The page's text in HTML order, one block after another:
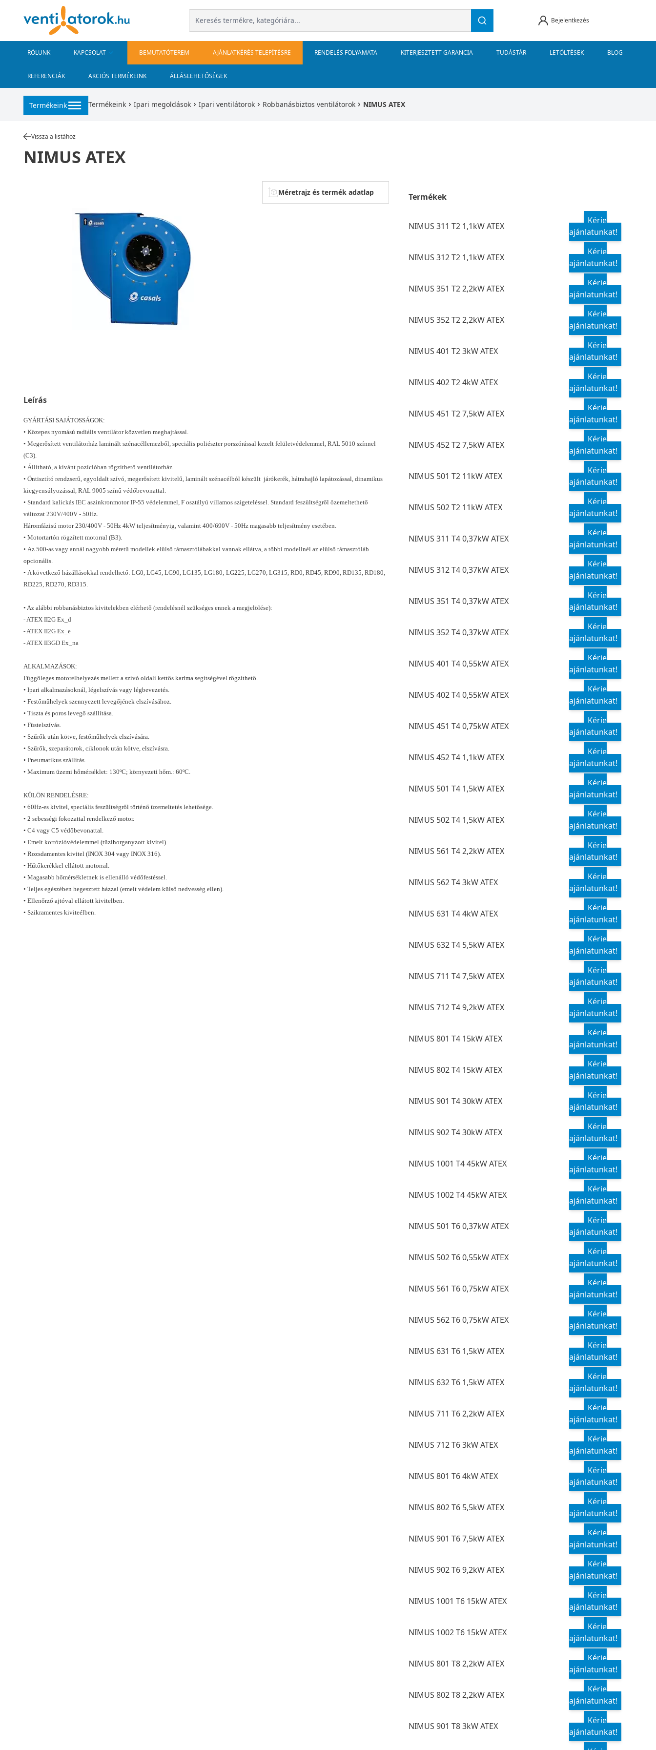
Bejelentkezés
RÓLUNK KAPCSOLAT BEMUTATÓTEREM AJÁNLATKÉRÉS TELEPÍTÉSRE RENDELÉS FOLYAMATA KITERJESZTETT GARANCIA TUDÁSTÁR LETÖLTÉSEK BLOG
REFERENCIÁK AKCIÓS TERMÉKEINK ÁLLÁSLEHETŐSÉGEK
Termékeink Termékeink Ipari megoldások Ipari ventilátorok Robbanásbiztos ventilátorok NIMUS ATEX
Vissza a listához
NIMUS ATEX
Méretrajz és termék adatlap
Leírás
GYÁRTÁSI SAJÁTOSSÁGOK:
• Közepes nyomású radiális ventilátor közvetlen meghajtással.
• Megerősített ventilátorház laminált szénacéllemezből, speciális poliészter porszórással kezelt felületvédelemmel, RAL 5010 színnel
(C3).
• Állítható, a kívánt pozícióban rögzíthető ventilátorház.
• Öntisztító rendzserű, egyoldalt szívó, megerősített kivitelű, laminált szénacélból készült járókerék, hátrahajló lapátozással, dinamikus
kiegyensúlyozással, RAL 9005 színű védőbevonattal.
• Standard kalickás IEC aszinkronmotor IP-55 védelemmel, F osztályú villamos szigeteléssel. Standard feszültségről özemeltethető
változat 230V/400V - 50Hz.
Háromfázisú motor 230/400V - 50Hz 4kW teljesítményig, valamint 400/690V - 50Hz magasabb teljesítmény esetében.
• Motortartón rögzített motorral (B3).
• Az 500-as vagy annál nagyobb méretű modellek elülső támasztólábakkal vannak ellátva, a többi modellnél az elülső támasztóláb
opcionális.
• A következő házállásokkal rendelhető: LG0, LG45, LG90, LG135, LG180; LG225, LG270, LG315, RD0, RD45, RD90, RD135, RD180;
RD225, RD270, RD315.
• Az alábbi robbanásbiztos kivitelekben elérhető (rendelésnél szükséges ennek a megjelölése):
- ATEX II2G Ex_d
- ATEX II2G Ex_e
- ATEX II3GD Ex_na
ALKALMAZÁSOK:
Függőleges motorelhelyezés mellett a szívó oldali kettős karima segítségével rögzíthető.
• Ipari alkalmazásoknál, légelszívás vagy légbevezetés.
• Festőműhelyek szennyezett levegőjének elszívásához.
• Tiszta és poros levegő szállítása.
• Füstelszívás.
• Szűrők után kötve, festőműhelyek elszívására.
• Szűrők, szeparátorok, ciklonok után kötve, elszívásra.
• Pneumatikus szállítás.
• Maximum üzemi hőmérséklet: 130ºC; környezeti hőm.: 60ºC.
KÜLÖN RENDELÉSRE:
• 60Hz-es kivitel, speciális feszültségről történő üzemeltetés lehetősége.
• 2 sebességi fokozattal rendelkező motor.
• C4 vagy C5 védőbevonattal.
• Emelt korrózióvédelemmel (tüzihorganyzott kivitel)
• Rozsdamentes kivitel (INOX 304 vagy INOX 316).
• Hűtőkerékkel ellátott motorral.
• Magasabb hőmérsékletnek is ellenálló védőfestéssel.
• Teljes egészében hegesztett házzal (emelt védelem külső nedvesség ellen).
• Ellenőrző ajtóval ellátott kivitelben.
• Szikramentes kiviteélben.
Termékek
NIMUS 311 T2 1,1kW ATEX
Kérje
ajánlatunkat!
NIMUS 312 T2 1,1kW ATEX
Kérje
ajánlatunkat!
NIMUS 351 T2 2,2kW ATEX
Kérje
ajánlatunkat!
NIMUS 352 T2 2,2kW ATEX
Kérje
ajánlatunkat!
NIMUS 401 T2 3kW ATEX
Kérje
ajánlatunkat!
NIMUS 402 T2 4kW ATEX
Kérje
ajánlatunkat!
NIMUS 451 T2 7,5kW ATEX
Kérje
ajánlatunkat!
NIMUS 452 T2 7,5kW ATEX
Kérje
ajánlatunkat!
NIMUS 501 T2 11kW ATEX
Kérje
ajánlatunkat!
NIMUS 502 T2 11kW ATEX
Kérje
ajánlatunkat!
NIMUS 311 T4 0,37kW ATEX
Kérje
ajánlatunkat!
NIMUS 312 T4 0,37kW ATEX
Kérje
ajánlatunkat!
NIMUS 351 T4 0,37kW ATEX
Kérje
ajánlatunkat!
NIMUS 352 T4 0,37kW ATEX
Kérje
ajánlatunkat!
NIMUS 401 T4 0,55kW ATEX
Kérje
ajánlatunkat!
NIMUS 402 T4 0,55kW ATEX
Kérje
ajánlatunkat!
NIMUS 451 T4 0,75kW ATEX
Kérje
ajánlatunkat!
NIMUS 452 T4 1,1kW ATEX
Kérje
ajánlatunkat!
NIMUS 501 T4 1,5kW ATEX
Kérje
ajánlatunkat!
NIMUS 502 T4 1,5kW ATEX
Kérje
ajánlatunkat!
NIMUS 561 T4 2,2kW ATEX
Kérje
ajánlatunkat!
NIMUS 562 T4 3kW ATEX
Kérje
ajánlatunkat!
NIMUS 631 T4 4kW ATEX
Kérje
ajánlatunkat!
NIMUS 632 T4 5,5kW ATEX
Kérje
ajánlatunkat!
NIMUS 711 T4 7,5kW ATEX
Kérje
ajánlatunkat!
NIMUS 712 T4 9,2kW ATEX
Kérje
ajánlatunkat!
NIMUS 801 T4 15kW ATEX
Kérje
ajánlatunkat!
NIMUS 802 T4 15kW ATEX
Kérje
ajánlatunkat!
NIMUS 901 T4 30kW ATEX
Kérje
ajánlatunkat!
NIMUS 902 T4 30kW ATEX
Kérje
ajánlatunkat!
NIMUS 1001 T4 45kW ATEX
Kérje
ajánlatunkat!
NIMUS 1002 T4 45kW ATEX
Kérje
ajánlatunkat!
NIMUS 501 T6 0,37kW ATEX
Kérje
ajánlatunkat!
NIMUS 502 T6 0,55kW ATEX
Kérje
ajánlatunkat!
NIMUS 561 T6 0,75kW ATEX
Kérje
ajánlatunkat!
NIMUS 562 T6 0,75kW ATEX
Kérje
ajánlatunkat!
NIMUS 631 T6 1,5kW ATEX
Kérje
ajánlatunkat!
NIMUS 632 T6 1,5kW ATEX
Kérje
ajánlatunkat!
NIMUS 711 T6 2,2kW ATEX
Kérje
ajánlatunkat!
NIMUS 712 T6 3kW ATEX
Kérje
ajánlatunkat!
NIMUS 801 T6 4kW ATEX
Kérje
ajánlatunkat!
NIMUS 802 T6 5,5kW ATEX
Kérje
ajánlatunkat!
NIMUS 901 T6 7,5kW ATEX
Kérje
ajánlatunkat!
NIMUS 902 T6 9,2kW ATEX
Kérje
ajánlatunkat!
NIMUS 1001 T6 15kW ATEX
Kérje
ajánlatunkat!
NIMUS 1002 T6 15kW ATEX
Kérje
ajánlatunkat!
NIMUS 801 T8 2,2kW ATEX
Kérje
ajánlatunkat!
NIMUS 802 T8 2,2kW ATEX
Kérje
ajánlatunkat!
NIMUS 901 T8 3kW ATEX
Kérje
ajánlatunkat!